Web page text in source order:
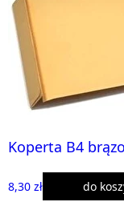
Koperta B4
8,30 zł do